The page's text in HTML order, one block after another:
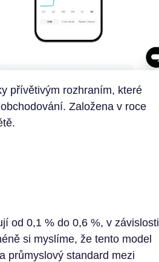
přívětivým rozhraním, které
Založena v roce
od 0,1 % do 0,6 %, v závislosti
si myslíme, že tento model
průmyslový standard mezi